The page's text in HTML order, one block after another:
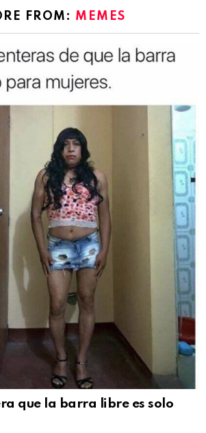
FROM: MEMES
que la barra libre es solo